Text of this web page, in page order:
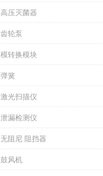
高压灭菌器
齿轮泵
模转换模块
弹簧
激光扫描仪
泄漏检测仪
无阻尼 阻挡器
鼓风机